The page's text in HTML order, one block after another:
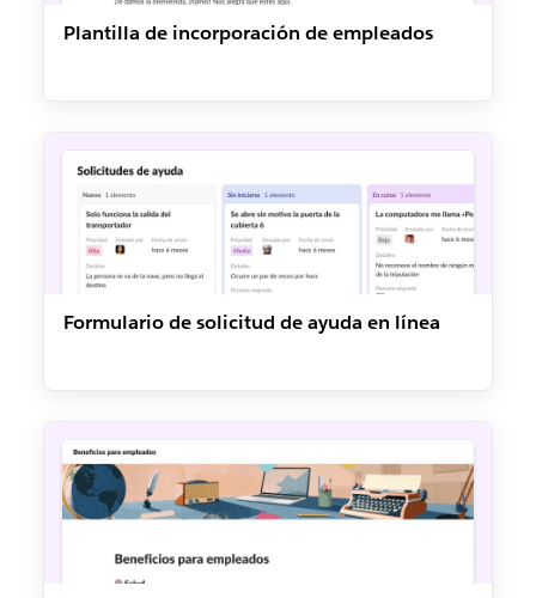
Plantilla de incorporación de empleados
Formulario de solicitud de ayuda en línea